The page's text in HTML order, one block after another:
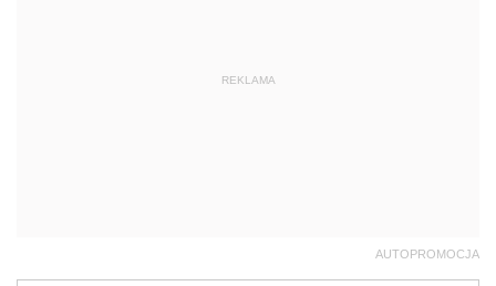
REKLAMA
AUTOPROMOCJA